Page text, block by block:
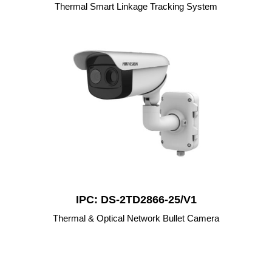
Thermal Smart Linkage Tracking System
IPC: DS-2TD2866-25/V1
Thermal & Optical Network Bullet Camera